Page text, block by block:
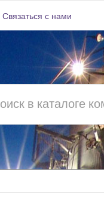
Связаться с нами